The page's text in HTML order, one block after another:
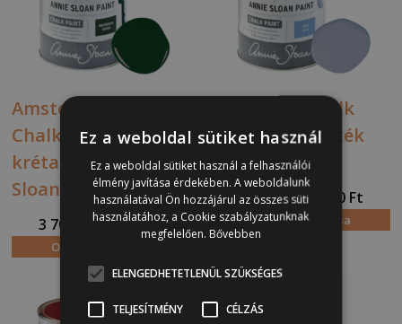
Amsterdam Green
Chalk Paint
krétafesték Annie
Sloan
3 700 –13 900Ft
Opciók választása
Louis Blue Chalk
Paint krétafesték
Annie Sloan
3 700Ft –13 900 Ft
Opciók választása
Ez a weboldal sütiket használ
Ez a weboldal sütiket használ a felhasználói
élmény javítása érdekében. A weboldalunk
használatával Ön hozzájárul az összes süti
használatához, a Cookie szabályzatunknak
megfelelően. Bővebben
ELENGEDHETETLENÜL SZÜKSÉGES
TELJESÍTMÉNY CÉLZÁS